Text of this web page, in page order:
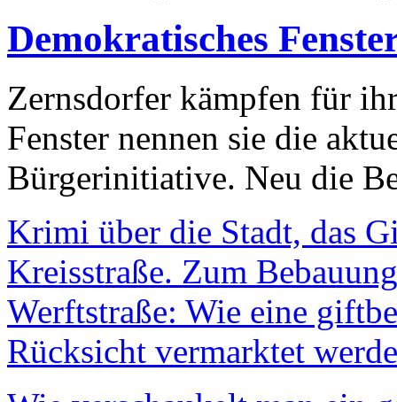
Demokratisches
Zernsdorfer kämpfen für
Fenster nennen sie die
Bürgerinitiative. Neu die
Krimi über die Stadt, das
Kreisstraße. Zum
Werftstraße: Wie eine
Rücksicht vermarktet